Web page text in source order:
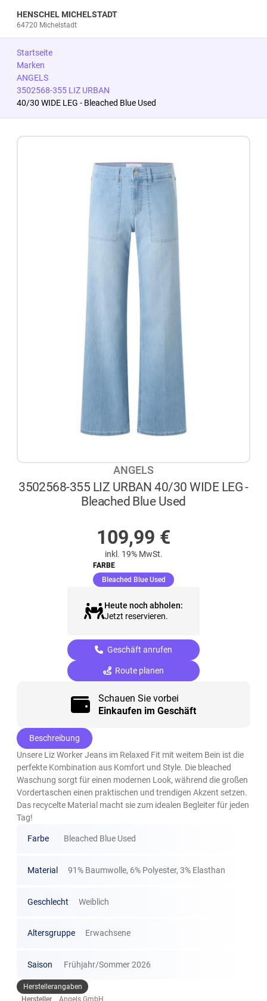
HENSCHEL MICHELSTADT
64720 Michelstadt
Startseite
Marken
ANGELS
3502568-355 LIZ URBAN
40/30 WIDE LEG - Bleached Blue Used
ANGELS
3502568-355 LIZ URBAN 40/30 WIDE LEG -
Bleached Blue Used
109,99 €
inkl. 19% MwSt.
FARBE
Bleached Blue Used(ausgewählt)
Heute noch abholen:
Jetzt reservieren.
Geschäft anrufen
Route planen
Schauen Sie vorbei
Einkaufen im Geschäft
Beschreibung
Unsere Liz Worker Jeans im Relaxed Fit mit weitem Bein ist die
perfekte Kombination aus Komfort und Style. Die bleached
Waschung sorgt für einen modernen Look, während die großen
Vordertaschen einen praktischen und trendigen Akzent setzen.
Das recycelte Material macht sie zum idealen Begleiter für jeden
Tag!
Farbe Bleached Blue Used
Material 91% Baumwolle, 6% Polyester, 3% Elasthan
Geschlecht Weiblich
Altersgruppe Erwachsene
Saison Frühjahr/Sommer 2026
Herstellerangaben